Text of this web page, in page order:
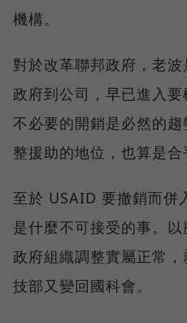
機構。
對於改革聯邦政府，老
政府到公司，早已進入
不必要的開銷是必然的
整援助的地位，也算是合
至於 USAID 要撤銷而併
是什麼不可接受的事。以
政府組織調整實屬正常
技部又變回國科會。